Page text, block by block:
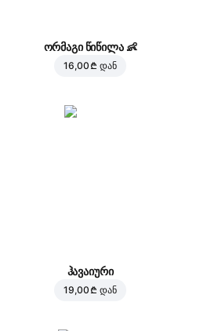
ორმაგი წიწილა👶
16,00 ₾ დან
ჰავაიური
19,00 ₾ დან